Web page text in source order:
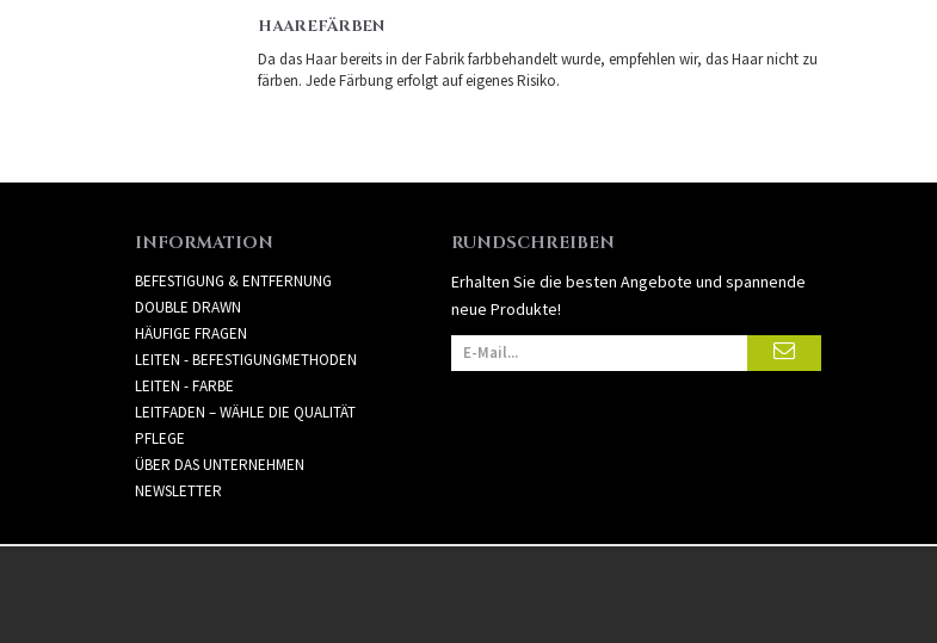
HAAREFÄRBEN
Da das Haar bereits in der Fabrik farbbehandelt wurde, empfehlen wir, das Haar nicht zu
färben. Jede Färbung erfolgt auf eigenes Risiko.
INFORMATION
BEFESTIGUNG & ENTFERNUNG
DOUBLE DRAWN
HÄUFIGE FRAGEN
LEITEN - BEFESTIGUNGMETHODEN
LEITEN - FARBE
LEITFADEN – WÄHLE DIE QUALITÄT
PFLEGE
ÜBER DAS UNTERNEHMEN
NEWSLETTER
RUNDSCHREIBEN
Erhalten Sie die besten Angebote und spannende
neue Produkte!